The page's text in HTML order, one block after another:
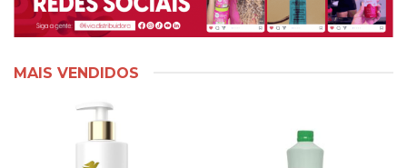
MAIS VENDIDOS